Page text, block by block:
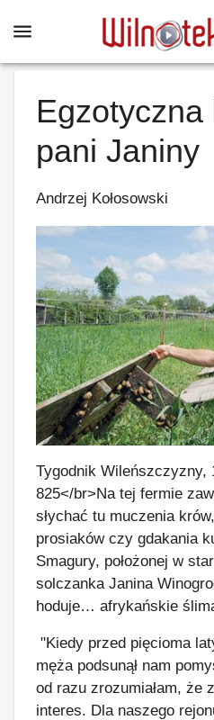
pani Janiny
Andrzej Kołosowski
Tygodnik Wileńszczyzny,
825</br>Na tej fermie
słychać tu muczenia
prosiaków czy gdakania
Smagury, położonej w
solczanka Janina
hoduje… afrykańskie
"Kiedy przed pięcioma
męża podsunął nam
od razu zrozumiałam, że
interes. Dla naszego